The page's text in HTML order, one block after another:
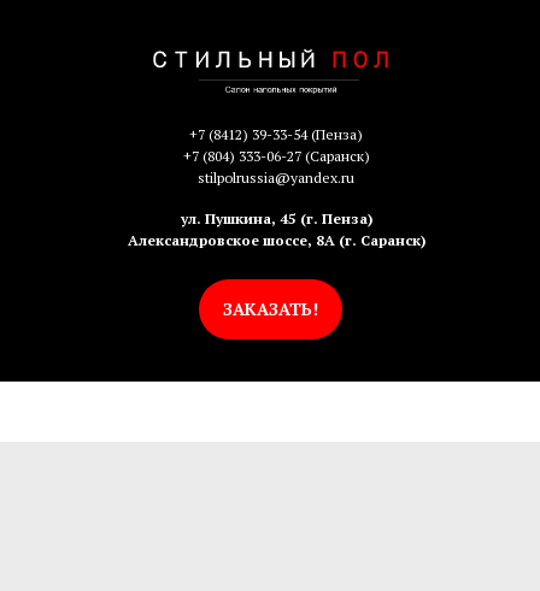
+7 (8412) 39-33-54(Пенза)
+7 (804) 333-06-27(Саранск)
stilpolrussia@yandex.ru
ул. Пушкина, 45 (г. Пенза)
Александровское шоссе, 8А (г. Саранск)
ЗАКАЗАТЬ!